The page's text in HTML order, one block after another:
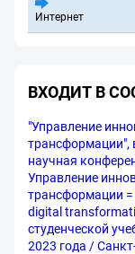
Интернет
ВХОДИТ В
"Управление
трансформации",
научная
Управление
трансформации
digital
студенческой
2023 года /